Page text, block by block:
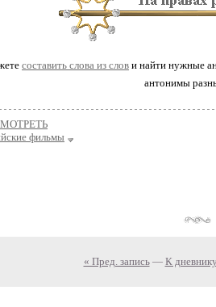
составить слова из слов и найти нужные
антонимы
фильмы
« Пред. запись— К дневнику